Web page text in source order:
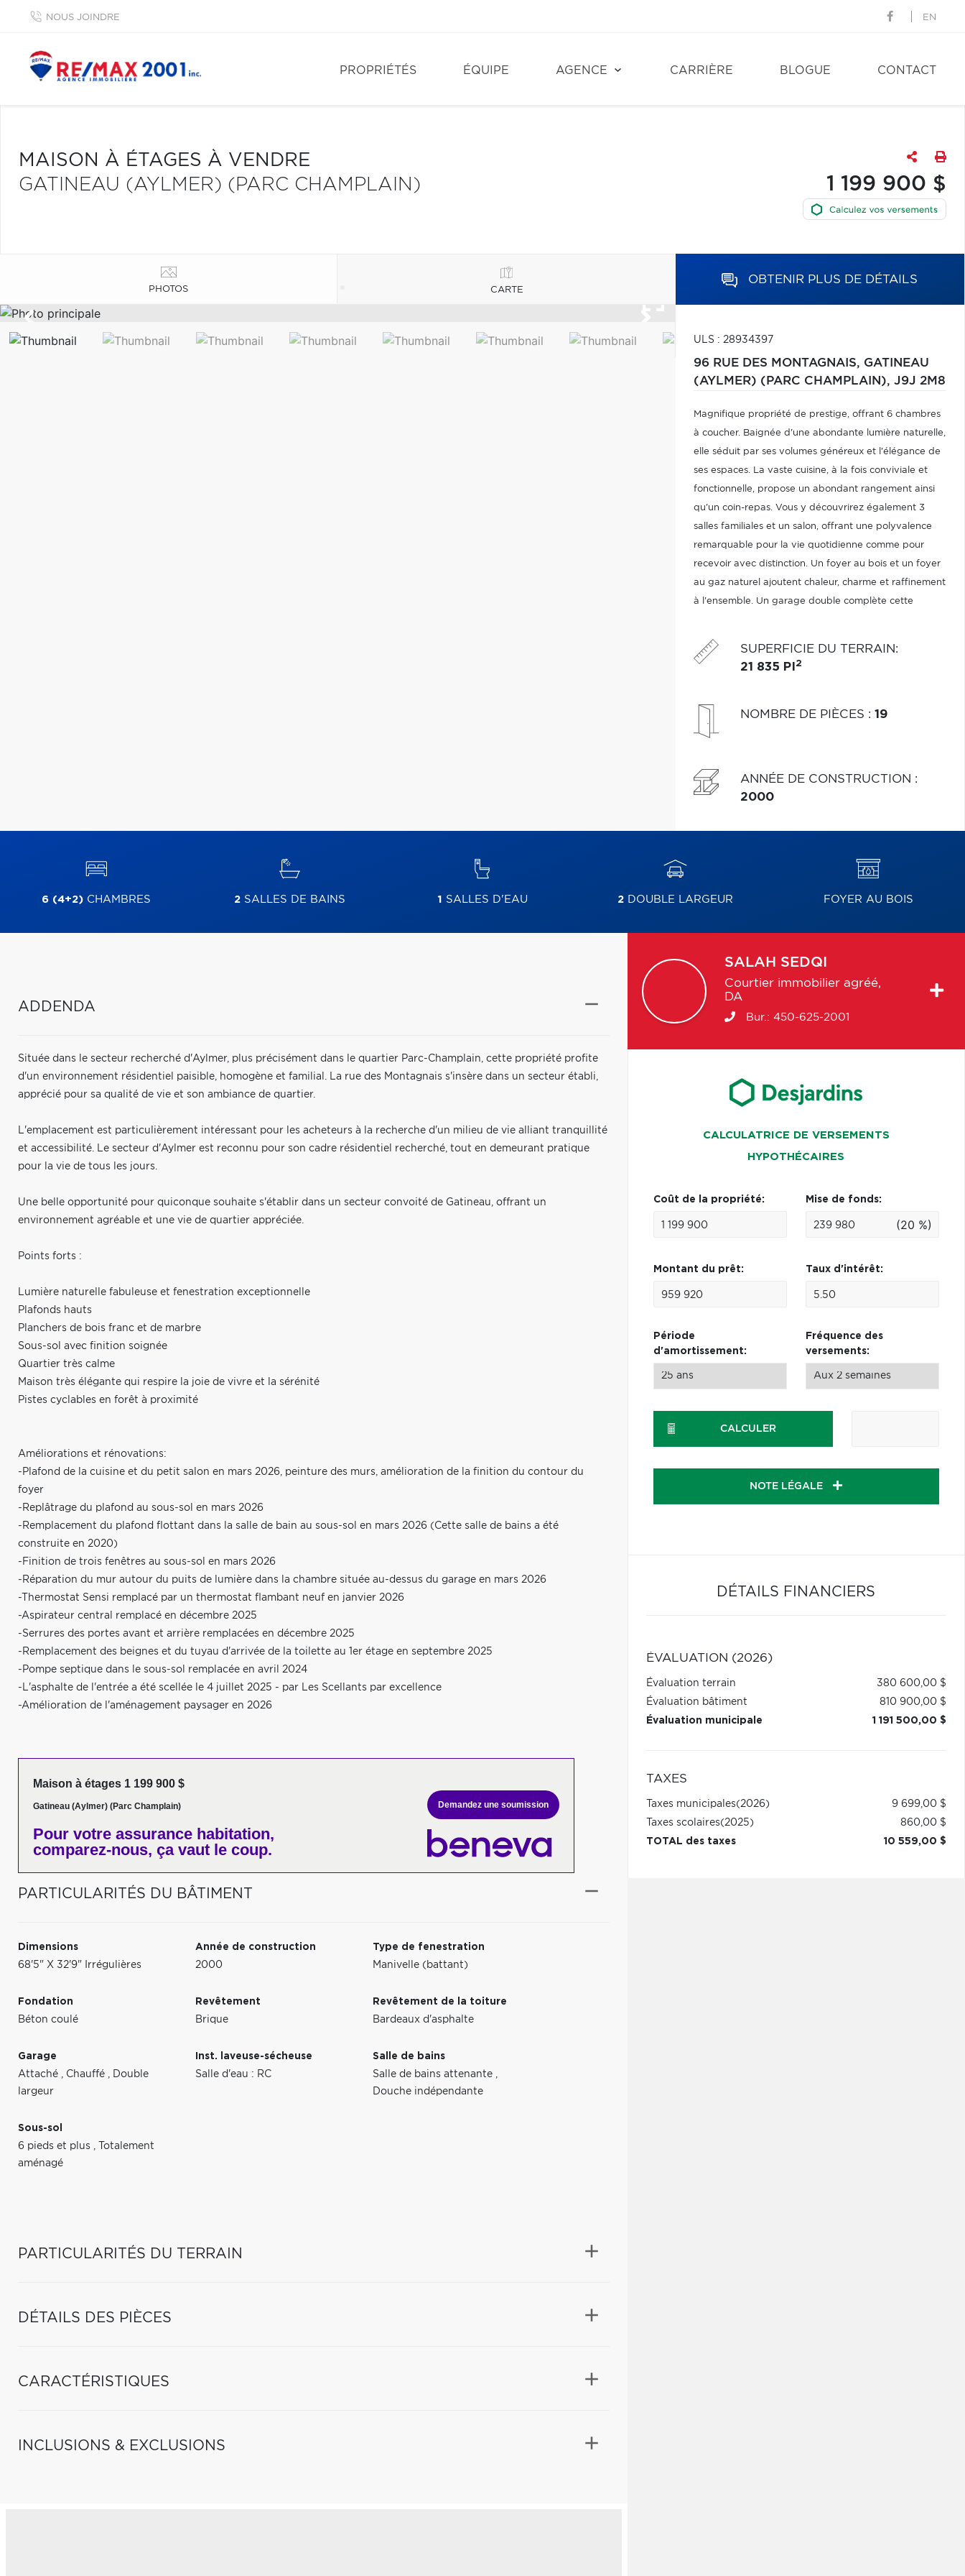
NOUS JOINDRE EN
PROPRIÉTÉS ÉQUIPE AGENCE CARRIÈRE BLOGUE CONTACT
MAISON À ÉTAGES À VENDRE
GATINEAU (AYLMER) (PARC CHAMPLAIN)
1 199 900 $
PHOTOS CARTE
OBTENIR PLUS DE DÉTAILS
ULS : 28934397
96 RUE DES MONTAGNAIS, GATINEAU
(AYLMER) (PARC CHAMPLAIN), J9J 2M8
Magnifique propriété de prestige, offrant 6 chambres
à coucher. Baignée d'une abondante lumière naturelle,
elle séduit par ses volumes généreux et l'élégance de
ses espaces. La vaste cuisine, à la fois conviviale et
fonctionnelle, propose un abondant rangement ainsi
qu'un coin-repas. Vous y découvrirez également 3
salles familiales et un salon, offrant une polyvalence
remarquable pour la vie quotidienne comme pour
recevoir avec distinction. Un foyer au bois et un foyer
au gaz naturel ajoutent chaleur, charme et raffinement
à l'ensemble. Un garage double complète cette
découvrir sans tarder !
SUPERFICIE DU TERRAIN:
21 835 PI 2
NOMBRE DE PIÈCES : 19
ANNÉE DE CONSTRUCTION :
2000
6 (4+2) CHAMBRES 2SALLES DE BAINS 1 SALLES D'EAU 2 DOUBLE LARGEUR FOYER AU BOIS
ADDENDA
Située dans le secteur recherché d'Aylmer, plus précisément dans le quartier Parc-Champlain, cette propriété profite
d'un environnement résidentiel paisible, homogène et familial. La rue des Montagnais s'insère dans un secteur établi,
apprécié pour sa qualité de vie et son ambiance de quartier.
L'emplacement est particulièrement intéressant pour les acheteurs à la recherche d'un milieu de vie alliant tranquillité
et accessibilité. Le secteur d'Aylmer est reconnu pour son cadre résidentiel recherché, tout en demeurant pratique
pour la vie de tous les jours.
Une belle opportunité pour quiconque souhaite s'établir dans un secteur convoité de Gatineau, offrant un
environnement agréable et une vie de quartier appréciée.
Points forts :
Lumière naturelle fabuleuse et fenestration exceptionnelle
Plafonds hauts
Planchers de bois franc et de marbre
Sous-sol avec finition soignée
Quartier très calme
Maison très élégante qui respire la joie de vivre et la sérénité
Pistes cyclables en forêt à proximité
Améliorations et rénovations:
-Plafond de la cuisine et du petit salon en mars 2026, peinture des murs, amélioration de la finition du contour du
foyer
-Replâtrage du plafond au sous-sol en mars 2026
-Remplacement du plafond flottant dans la salle de bain au sous-sol en mars 2026 (Cette salle de bains a été
construite en 2020)
-Finition de trois fenêtres au sous-sol en mars 2026
-Réparation du mur autour du puits de lumière dans la chambre située au-dessus du garage en mars 2026
-Thermostat Sensi remplacé par un thermostat flambant neuf en janvier 2026
-Aspirateur central remplacé en décembre 2025
-Serrures des portes avant et arrière remplacées en décembre 2025
-Remplacement des beignes et du tuyau d'arrivée de la toilette au 1er étage en septembre 2025
-Pompe septique dans le sous-sol remplacée en avril 2024
-L'asphalte de l'entrée a été scellée le 4 juillet 2025 - par Les Scellants par excellence
-Amélioration de l'aménagement paysager en 2026
Maison à étages 1 199 900 $
Gatineau (Aylmer) (Parc Champlain)
Pour votre assurance habitation,
comparez-nous, ça vaut le coup.
Demandez une soumission
PARTICULARITÉS DU BÂTIMENT
Dimensions
68'5" X 32'9" Irrégulières
Année de construction
2000
Type de fenestration
Manivelle (battant)
Fondation
Béton coulé
Revêtement
Brique
Revêtement de la toiture
Bardeaux d'asphalte
Garage
Attaché , Chauffé , Double
largeur
Inst. laveuse-sécheuse
Salle d'eau : RC
Salle de bains
Salle de bains attenante ,
Douche indépendante
Sous-sol
6 pieds et plus ,
Totalement
aménagé
PARTICULARITÉS DU TERRAIN
DÉTAILS DES PIÈCES
CARACTÉRISTIQUES
INCLUSIONS & EXCLUSIONS
SALAH SEDQI
Courtier immobilier agréé,
DA
Bur.: 450-625-2001
CALCULATRICE DE VERSEMENTS
HYPOTHÉCAIRES
Coût de la propriété: Mise de fonds:
(20 %)
Montant du prêt: Taux d'intérêt:
Période
d'amortissement:
Fréquence des
versements:
CALCULER
NOTE LÉGALE
DÉTAILS FINANCIERS
ÉVALUATION (2026)
Évaluation terrain
380 600,00 $
Évaluation bâtiment
810 900,00 $
Évaluation municipale
1 191 500,00 $
TAXES
Taxes municipales(2026)
9 699,00 $
Taxes scolaires(2025)
860,00 $
TOTAL des taxes
10 559,00 $